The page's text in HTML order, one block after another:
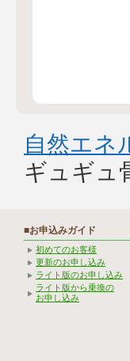
自然エネ
ギュギュ
■お申込みガイド
初めてのお客様
更新のお申し込み
ライト版のお申し込み
ライト版から乗換の
お申し込み